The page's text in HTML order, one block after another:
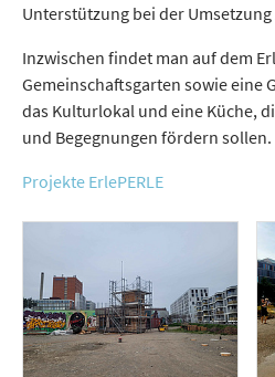
Unterstützung bei der
Inzwischen findet man auf dem
Gemeinschaftsgarten sowie eine
das Kulturlokal und eine Küche,
und Begegnungen fördern sollen.
Projekte ErlePERLE